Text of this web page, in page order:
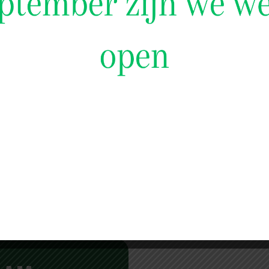
GEMARINEERDE LAMSSATÉ
€ 18,99 PER KILO